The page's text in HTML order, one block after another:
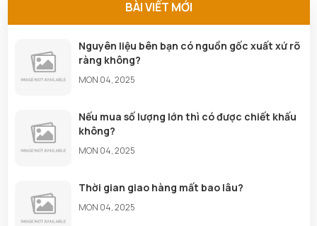
BÀI VIẾT MỚI
Nguyên liệu bên bạn có nguồn gốc xuất xứ rõ
ràng không?
MON 04, 2025
Nếu mua số lượng lớn thì có được chiết khấu
không?
MON 04, 2025
Thời gian giao hàng mất bao lâu?
MON 04, 2025